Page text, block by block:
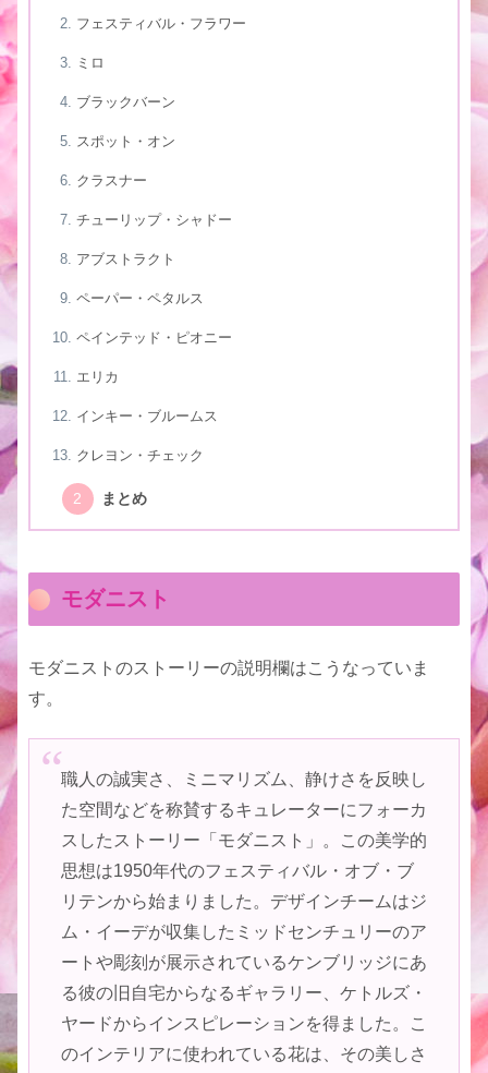
フェスティバル・フラワー
ミロ
ブラックバーン
スポット・オン
クラスナー
チューリップ・シャドー
アブストラクト
ペーパー・ペタルス
ペインテッド・ピオニー
エリカ
インキー・ブルームス
クレヨン・チェック
まとめ
モダニスト
モダニストのストーリーの説明欄はこうなっていま
す。
職人の誠実さ、ミニマリズム、静けさを反映し
た空間などを称賛するキュレーターにフォーカ
スしたストーリー「モダニスト」。この美学的
思想は1950年代のフェスティバル・オブ・ブ
リテンから始まりました。デザインチームはジ
ム・イーデが収集したミッドセンチュリーのア
ートや彫刻が展示されているケンブリッジにあ
る彼の旧自宅からなるギャラリー、ケトルズ・
ヤードからインスピレーションを得ました。こ
のインテリアに使われている花は、その美しさ